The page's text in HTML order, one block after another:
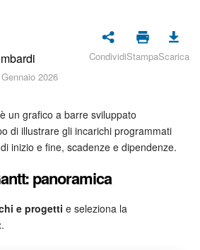
accesso
2026
CondividiStampaScarica
è un grafico a barre sviluppato
di illustrare gli incarichi programmati
inizio e fine, scadenze e dipendenze.
panoramica
e progetti e seleziona la
.